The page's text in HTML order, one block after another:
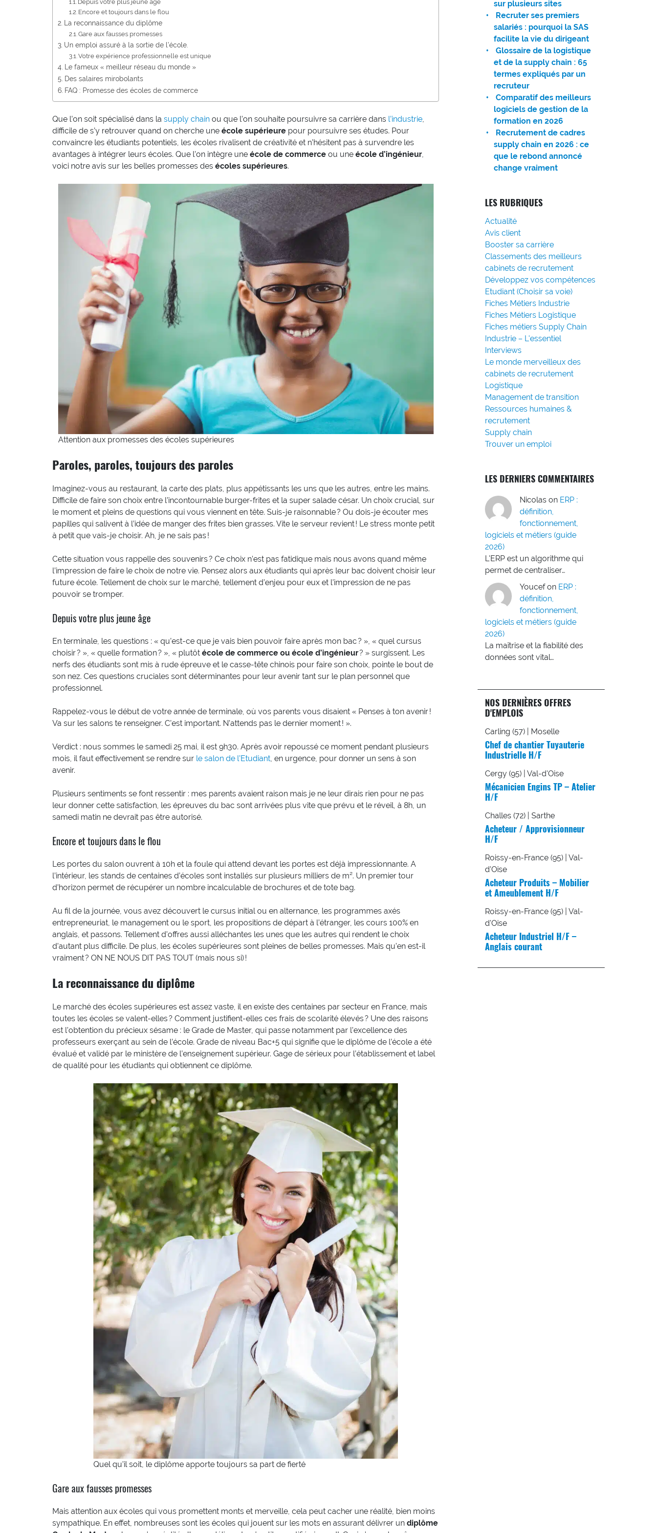
Depuis votre plus jeune âge
Encore et toujours dans le flou
La reconnaissance du diplôme
Gare aux fausses promesses
Un emploi assuré à la sortie de l’école.
Votre expérience professionnelle est unique
Le fameux « meilleur réseau du monde »
Des salaires mirobolants
FAQ : Promesse des écoles de commerce
Que l’on soit spécialisé dans la supply chain ou que l’on souhaite poursuivre sa carrière dans l’industrie,
difficile de s’y retrouver quand on cherche une école supérieure pour poursuivre ses études. Pour
convaincre les étudiants potentiels, les écoles rivalisent de créativité et n’hésitent pas à survendre les
avantages à intégrer leurs écoles. Que l’on intègre une école de commerce ou une école d’ingénieur,
voici notre avis sur les belles promesses des écoles supérieures.
Attention aux promesses des écoles supérieures
Paroles, paroles, toujours des paroles
Imaginez-vous au restaurant, la carte des plats, plus appétissants les uns que les autres, entre les mains.
Difficile de faire son choix entre l’incontournable burger-frites et la super salade césar. Un choix crucial, sur
le moment et pleins de questions qui vous viennent en tête. Suis-je raisonnable ? Ou dois-je écouter mes
papilles qui salivent à l’idée de manger des frites bien grasses. Vite le serveur revient ! Le stress monte petit
à petit que vais-je choisir. Ah, je ne sais pas !
Cette situation vous rappelle des souvenirs ? Ce choix n’est pas fatidique mais nous avons quand même
l’impression de faire le choix de notre vie. Pensez alors aux étudiants qui après leur bac doivent choisir leur
future école. Tellement de choix sur le marché, tellement d’enjeu pour eux et l’impression de ne pas
pouvoir se tromper.
Depuis votre plus jeune âge
En terminale, les questions : « qu’est-ce que je vais bien pouvoir faire après mon bac ? », « quel cursus
choisir ? », « quelle formation ? », « plutôt école de commerce ou école d’ingénieur? » surgissent. Les
nerfs des étudiants sont mis à rude épreuve et le casse-tête chinois pour faire son choix, pointe le bout de
son nez. Ces questions cruciales sont déterminantes pour leur avenir tant sur le plan personnel que
professionnel.
Rappelez-vous le début de votre année de terminale, où vos parents vous disaient « Penses à ton avenir !
Va sur les salons te renseigner. C’est important. N’attends pas le dernier moment ! ».
Verdict : nous sommes le samedi 25 mai, il est 9h30. Après avoir repoussé ce moment pendant plusieurs
mois, il faut effectivement se rendre sur le salon de l’Etudiant, en urgence, pour donner un sens à son
avenir.
Plusieurs sentiments se font ressentir : mes parents avaient raison mais je ne leur dirais rien pour ne pas
leur donner cette satisfaction, les épreuves du bac sont arrivées plus vite que prévu et le réveil, à 8h, un
samedi matin ne devrait pas être autorisé.
Encore et toujours dans le flou
Les portes du salon ouvrent à 10h et la foule qui attend devant les portes est déjà impressionnante. A
l’intérieur, les stands de centaines d’écoles sont installés sur plusieurs milliers de m². Un premier tour
d’horizon permet de récupérer un nombre incalculable de brochures et de tote bag.
Au fil de la journée, vous avez découvert le cursus initial ou en alternance, les programmes axés
entrepreneuriat, le management ou le sport, les propositions de départ à l’étranger, les cours 100% en
anglais, et passons. Tellement d’offres aussi alléchantes les unes que les autres qui rendent le choix
d’autant plus difficile. De plus, les écoles supérieures sont pleines de belles promesses. Mais qu’en est-il
vraiment ? ON NE NOUS DIT PAS TOUT (mais nous si) !
La reconnaissance du diplôme
Le marché des écoles supérieures est assez vaste, il en existe des centaines par secteur en France, mais
toutes les écoles se valent-elles ? Comment justifient-elles ces frais de scolarité élevés ? Une des raisons
est l’obtention du précieux sésame : le Grade de Master, qui passe notamment par l’excellence des
professeurs exerçant au sein de l’école. Grade de niveau Bac+5 qui signifie que le diplôme de l’école a été
évalué et validé par le ministère de l’enseignement supérieur. Gage de sérieux pour l’établissement et label
de qualité pour les étudiants qui obtiennent ce diplôme.
Quel qu’il soit, le diplôme apporte toujours sa part de fierté
Gare aux fausses promesses
Mais attention aux écoles qui vous promettent monts et merveille, cela peut cacher une réalité, bien moins
sympathique. En effet, nombreuses sont les écoles qui jouent sur les mots en assurant délivrer un diplôme
sur plusieurs sites
Recruter ses premiers
salariés : pourquoi la SAS
facilite la vie du dirigeant
Glossaire de la logistique
et de la supply chain : 65
termes expliqués par un
recruteur
Comparatif des meilleurs
logiciels de gestion de la
formation en 2026
Recrutement de cadres
supply chain en 2026 : ce
que le rebond annoncé
change vraiment
LES RUBRIQUES
Actualité
Avis client
Booster sa carrière
Classements des meilleurs
cabinets de recrutement
Développez vos compétences
Etudiant (Choisir sa voie)
Fiches Métiers Industrie
Fiches Métiers Logistique
Fiches métiers Supply Chain
Industrie – L'essentiel
Interviews
Le monde merveilleux des
cabinets de recrutement
Logistique
Management de transition
Ressources humaines &
recrutement
Supply chain
Trouver un emploi
LES DERNIERS COMMENTAIRES
Nicolas on ERP :
définition,
fonctionnement,
logiciels et métiers (guide
2026)
L'ERP est un algorithme qui
permet de centraliser…
Youcef on ERP :
définition,
fonctionnement,
logiciels et métiers (guide
2026)
La maîtrise et la fiabilité des
données sont vital…
NOS DERNIÈRES OFFRES
D'EMPLOIS
Carling (57) | Moselle
Chef de chantier Tuyauterie
Industrielle H/F
Cergy (95) | Val-d'Oise
Mécanicien Engins TP – Atelier
H/F
Challes (72) | Sarthe
Acheteur / Approvisionneur
H/F
Roissy-en-France (95) | Val-
d'Oise
Acheteur Produits – Mobilier
et Ameublement H/F
Roissy-en-France (95) | Val-
d'Oise
Acheteur Industriel H/F –
Anglais courant